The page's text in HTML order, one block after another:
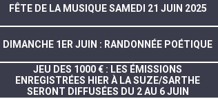
FÊTE DE LA MUSIQUE SAMEDI 21 JUIN 2025
DIMANCHE 1ER JUIN : RANDONNÉE POÉTIQUE
JEU DES 1000 € : LES ÉMISSIONS
ENREGISTRÉES HIER À LA SUZE/SARTHE
SERONT DIFFUSÉES DU 2 AU 6 JUIN